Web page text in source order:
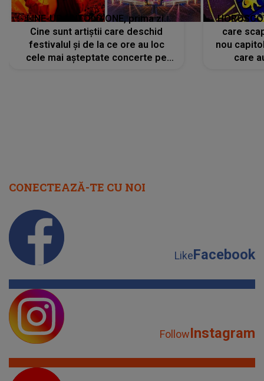
LINE-UP UNTOLD ONE, prima zi.
Cine sunt artiștii care deschid
festivalul și de la ce ore au loc
cele mai așteptate concerte pe
care
nou
care
CONECTEAZĂ-TE CU NOI
LikeFacebook
FollowInstagram